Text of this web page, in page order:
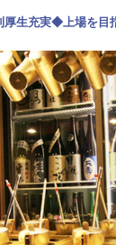
生充実◆上場を目